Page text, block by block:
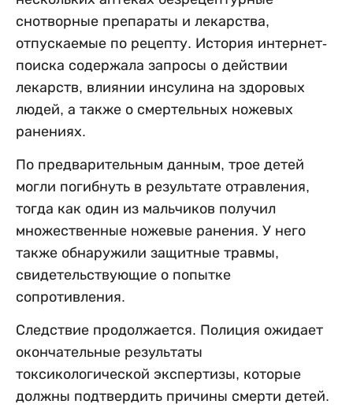
снотворные препараты и лекарства,
отпускаемые по рецепту. История интернет-
поиска содержала запросы о действии
лекарств, влиянии инсулина на здоровых
людей, а также о смертельных ножевых
ранениях.
По предварительным данным, трое детей
могли погибнуть в результате отравления,
тогда как один из мальчиков получил
множественные ножевые ранения. У него
также обнаружили защитные травмы,
свидетельствующие о попытке
сопротивления.
Следствие продолжается. Полиция ожидает
окончательные результаты
токсикологической экспертизы, которые
должны подтвердить причины смерти детей.